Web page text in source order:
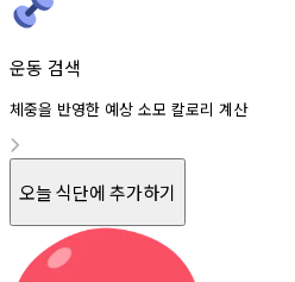
운동 검색
체중을 반영한 예상 소모 칼로리 계산
오늘 식단에 추가하기